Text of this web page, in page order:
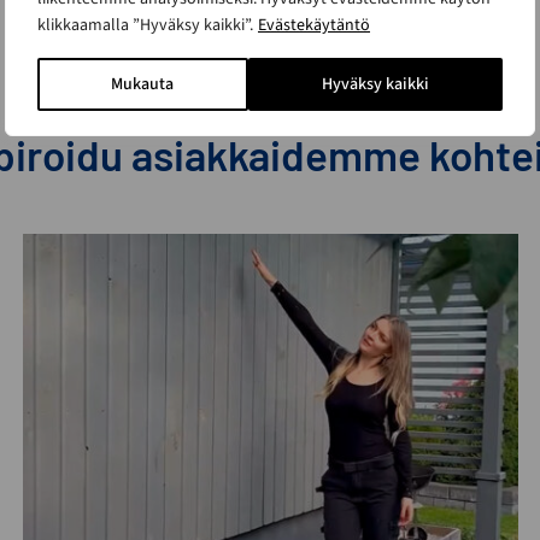
klikkaamalla ”Hyväksy kaikki”. Evästekäytäntö
Mukauta Hyväksy kaikki
asiakkaidemme